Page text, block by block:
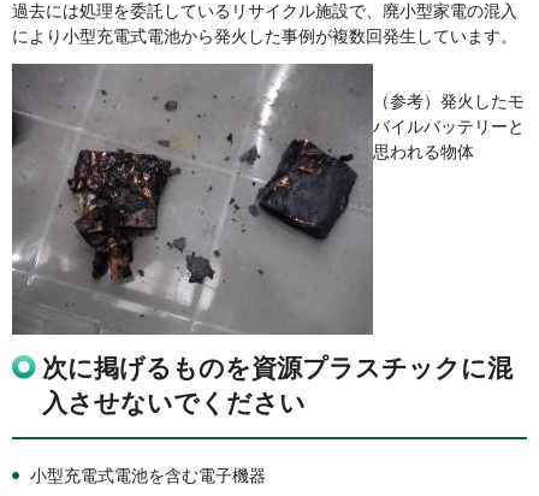
過去には処理を委託しているリサイクル施設で、廃小型家電の混入
により小型充電式電池から発火した事例が複数回発生しています。
（参考）発火したモ
バイルバッテリーと
思われる物体
次に掲げるものを資源プラスチックに混
入させないでください
小型充電式電池を含む電子機器